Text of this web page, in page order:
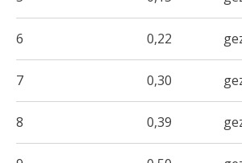
6 0,22
7 0,30
8 0,39